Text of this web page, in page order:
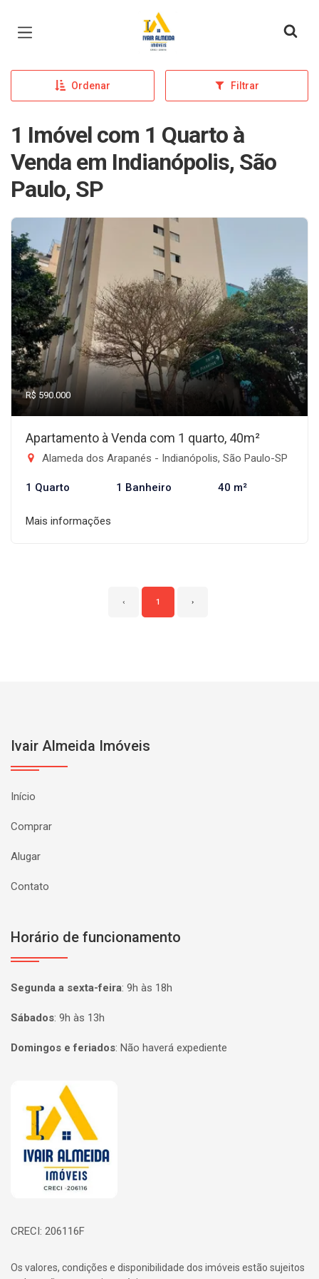
Página inicial
Ordenar Filtrar
1 Imóvel com 1 Quarto à
Venda em Indianópolis, São
Paulo, SP
R$ 590.000
Apartamento à Venda com 1 quarto, 40m²
Alameda dos Arapanés - Indianópolis, São Paulo-SP
1 Quarto 1 Banheiro 40 m²
Mais informações
‹ 1 ›
Ivair Almeida Imóveis
Início
Comprar
Alugar
Contato
Horário de funcionamento
Segunda a sexta-feira: 9h às 18h
Sábados: 9h às 13h
Domingos e feriados: Não haverá expediente
Página inicial
CRECI: 206116F
Os valores, condições e disponibilidade dos imóveis estão sujeitos